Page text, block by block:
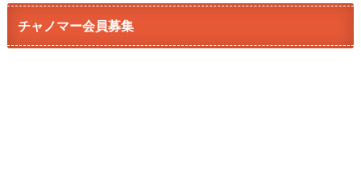
チャノマー会員募集